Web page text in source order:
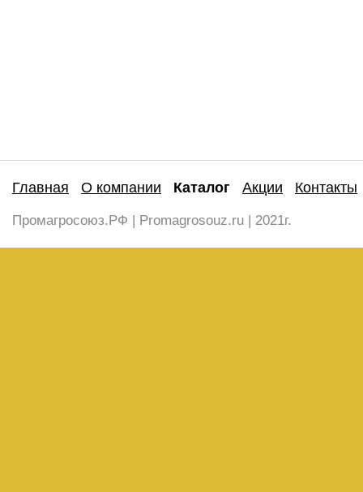
Главная О компании Каталог Акции
Контакты
Промагросоюз.РФ | Promagrosouz.ru | 2021г.